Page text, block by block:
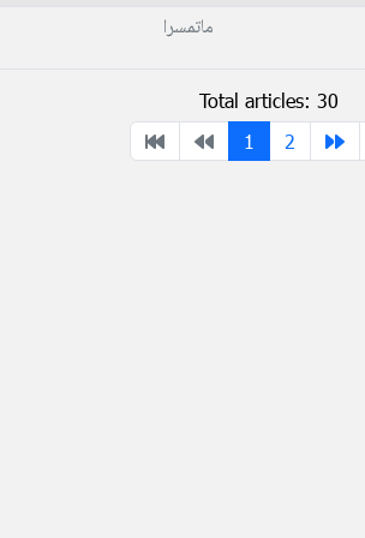
ماتمسرا
Total articles: 30
1
2